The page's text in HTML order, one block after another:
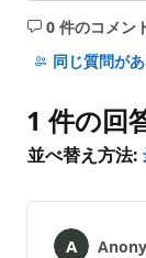
0 件のコメン
コ
メ
は
あ
ま
ん
同じ質問が
1 件の回
並べ替え方法: